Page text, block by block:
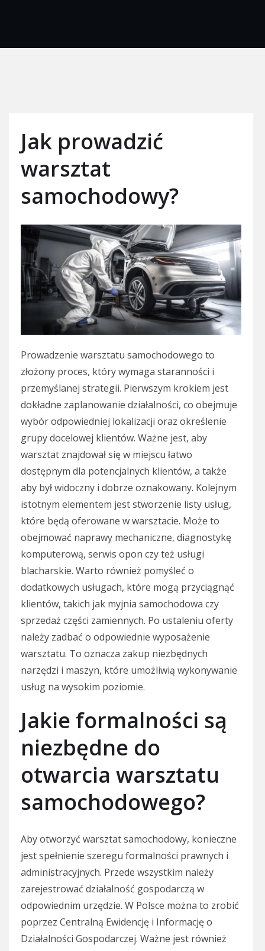
Jak prowadzić
warsztat
samochodowy?
Prowadzenie warsztatu samochodowego to
złożony proces, który wymaga staranności i
przemyślanej strategii. Pierwszym krokiem jest
dokładne zaplanowanie działalności, co obejmuje
wybór odpowiedniej lokalizacji oraz określenie
grupy docelowej klientów. Ważne jest, aby
warsztat znajdował się w miejscu łatwo
dostępnym dla potencjalnych klientów, a także
aby był widoczny i dobrze oznakowany. Kolejnym
istotnym elementem jest stworzenie listy usług,
które będą oferowane w warsztacie. Może to
obejmować naprawy mechaniczne, diagnostykę
komputerową, serwis opon czy też usługi
blacharskie. Warto również pomyśleć o
dodatkowych usługach, które mogą przyciągnąć
klientów, takich jak myjnia samochodowa czy
sprzedaż części zamiennych. Po ustaleniu oferty
należy zadbać o odpowiednie wyposażenie
warsztatu. To oznacza zakup niezbędnych
narzędzi i maszyn, które umożliwią wykonywanie
usług na wysokim poziomie.
Jakie formalności są
niezbędne do
otwarcia warsztatu
samochodowego?
Aby otworzyć warsztat samochodowy, konieczne
jest spełnienie szeregu formalności prawnych i
administracyjnych. Przede wszystkim należy
zarejestrować działalność gospodarczą w
odpowiednim urzędzie. W Polsce można to zrobić
poprzez Centralną Ewidencję i Informację o
Działalności Gospodarczej. Ważne jest również